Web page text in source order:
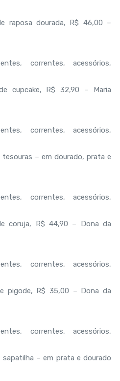
raposa dourada, R$ 46,00 –
cupcake, R$ 32,90 – Maria
– em dourado, prata e
coruja, R$ 44,90 – Dona da
pigode, R$ 35,00 – Dona da
– em prata e dourado